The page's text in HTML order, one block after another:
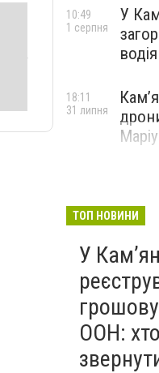
У
10:49
1 серпня
18:11
31 липня
ТОП НОВИНИ
У
ООН: